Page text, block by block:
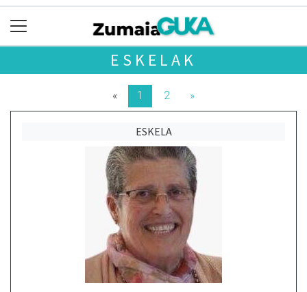
ESKELAK
« 1 2 »
ESKELA